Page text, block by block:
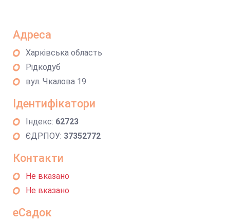
Адреса
Харківська область
Рідкодуб
вул. Чкалова 19
Ідентифікатори
Індекс: 62723
ЄДРПОУ: 37352772
Контакти
Не вказано
Не вказано
еСадок